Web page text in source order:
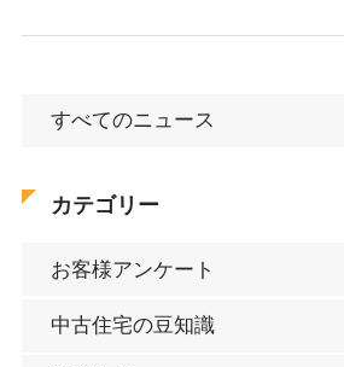
すべてのニュース
カテゴリー
お客様アンケート
中古住宅の豆知識